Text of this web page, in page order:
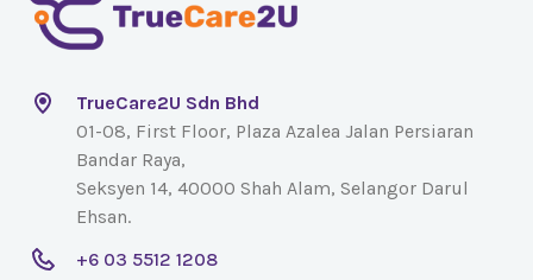
TrueCare2U Sdn Bhd
01-08, First Floor, Plaza Azalea Jalan Persiaran
Bandar Raya,
Seksyen 14, 40000 Shah Alam, Selangor Darul
Ehsan.
+6 03 5512 1208